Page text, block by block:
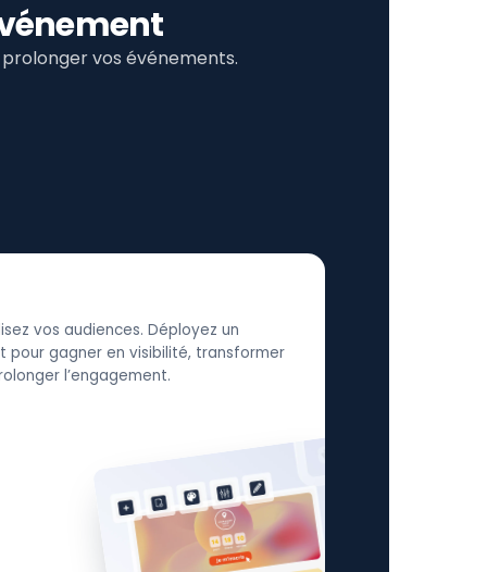
vos événements.
vos audiences. Déployez un
gagner en visibilité, transformer
l’engagement.